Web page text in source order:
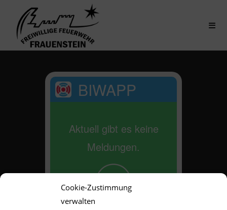
Cookie-Zustimmung
verwalten
BIWAPP
Aktuell gibt es keine
Meldungen.